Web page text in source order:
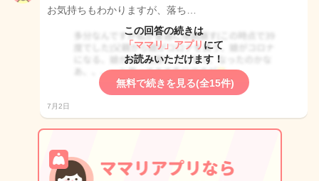
お気持ちもわかりますが、落ち…
この回答の続きは
「ママリ」アプリ にて
お読みいただけます！
無料で続きを見る(全15件)
7月2日